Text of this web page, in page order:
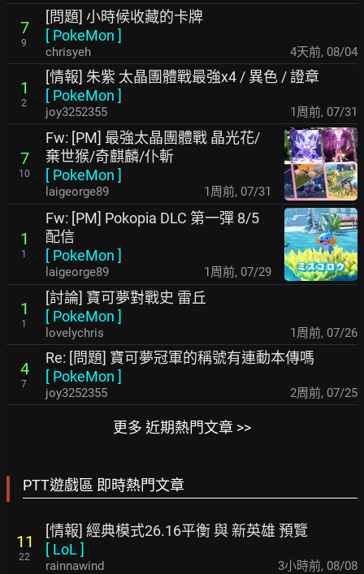
7
9
[問題] 小時候收藏的卡牌
[ PokeMon ]
chrisyeh 4天前, 08/04
1
2
[情報] 朱紫 太晶團體戰最強x4 / 異色 / 證章
[ PokeMon ]
joy3252355 1周前, 07/31
7
10
Fw: [PM] 最強太晶團體戰 晶光花/
棄世猴/奇麒麟/仆斬
[ PokeMon ]
laigeorge89 1周前, 07/31
1
1
Fw: [PM] Pokopia DLC 第一彈 8/5
配信
[ PokeMon ]
laigeorge89 1周前, 07/29
1
1
[討論] 寶可夢對戰史 雷丘
[ PokeMon ]
lovelychris 1周前, 07/26
4
7
Re: [問題] 寶可夢冠軍的稱號有連動本傳嗎
[ PokeMon ]
joy3252355 2周前, 07/25
更多 近期熱門文章 >>
PTT遊戲區 即時熱門文章
11
22
[情報] 經典模式26.16平衡 與 新英雄 預覽
[ LoL ]
rainnawind 3小時前, 08/08